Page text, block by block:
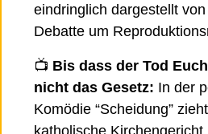
eindringlich dargestellt
Debatte um
📺 Bis dass der Tod
nicht das Gesetz: In der
Komödie “Scheidung”
katholische